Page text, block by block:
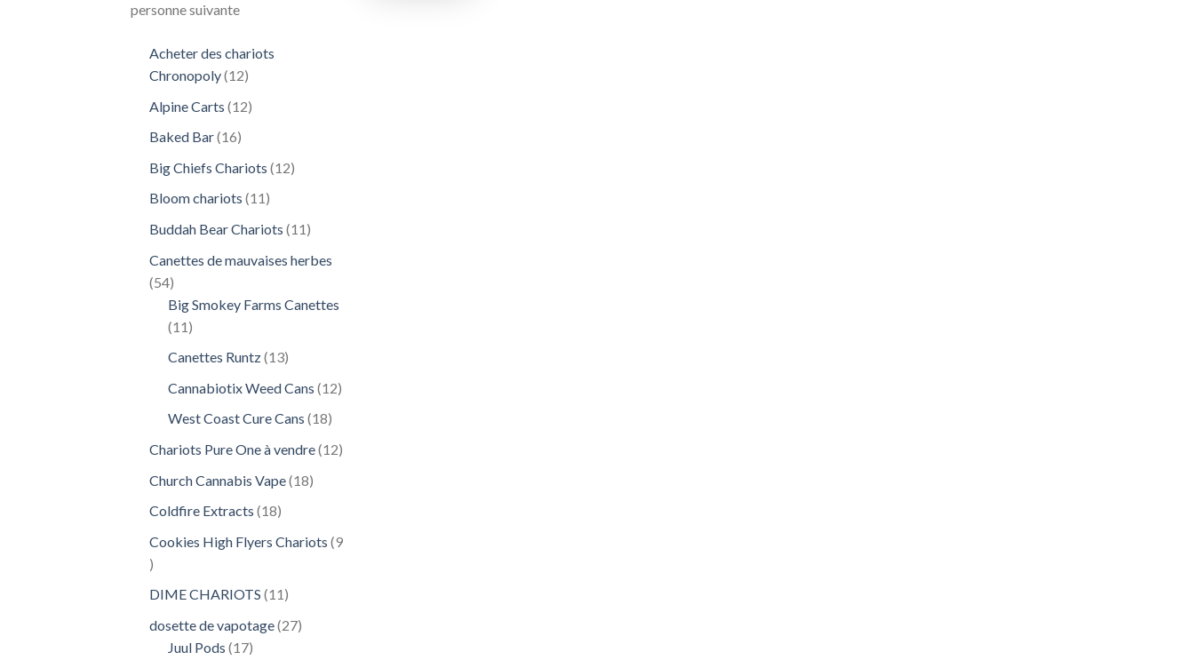
personne suivante
Acheter des chariots
Chronopoly 1212
Alpine Carts 1212
Baked Bar 1616
Big Chiefs Chariots 1212
Bloom chariots 1111
Buddah Bear Chariots 1111
Canettes de mauvaises herbes
5454
produits
Big Smokey Farms Canettes
11 11
Canettes Runtz 1313
Cannabiotix Weed Cans 1212
West Coast Cure Cans 1818
Chariots Pure One à vendre 1212
Church Cannabis Vape 1818
Coldfire Extracts 1818
Cookies High Flyers Chariots 9
9
DIME CHARIOTS 1111
dosette de vapotage 2727
Juul Pods 1717